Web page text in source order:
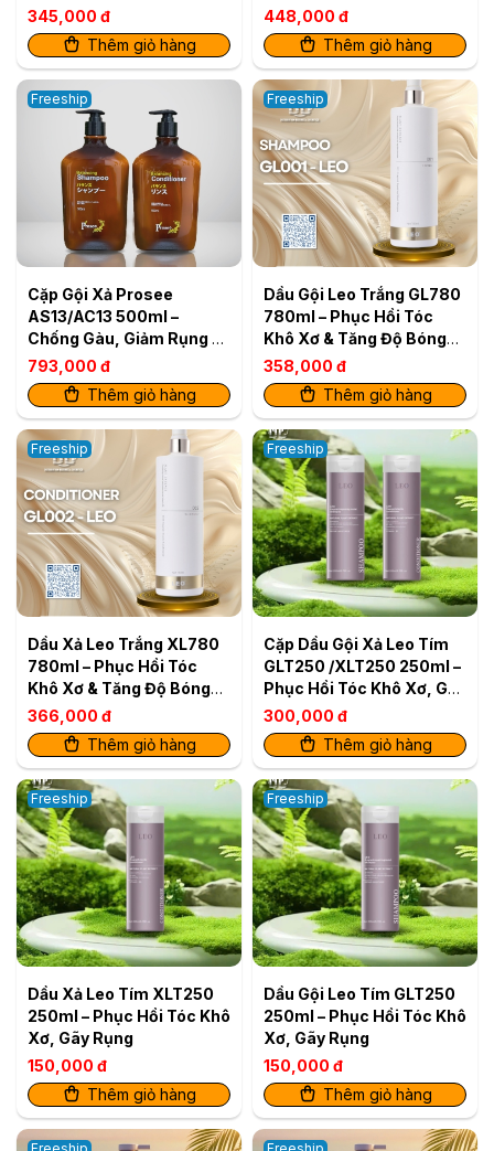
Khỏe
345,000 đ
Thêm giỏ hàng
Khỏe
448,000 đ
Thêm giỏ hàng
Freeship
Cặp Gội Xả Prosee
AS13/AC13 500ml –
Chống Gàu, Giảm Rụng &
Dưỡng Da Đầu Khỏe
793,000 đ
Thêm giỏ hàng
Freeship
Dầu Gội Leo Trắng GL780
780ml – Phục Hồi Tóc
Khô Xơ & Tăng Độ Bóng
Mượt
358,000 đ
Thêm giỏ hàng
Freeship
Dầu Xả Leo Trắng XL780
780ml – Phục Hồi Tóc
Khô Xơ & Tăng Độ Bóng
Mượt
366,000 đ
Thêm giỏ hàng
Freeship
Cặp Dầu Gội Xả Leo Tím
GLT250 /XLT250 250ml –
Phục Hồi Tóc Khô Xơ, Gãy
Rụng (2 sản phẩm)
300,000 đ
Thêm giỏ hàng
Freeship
Dầu Xả Leo Tím XLT250
250ml – Phục Hồi Tóc Khô
Xơ, Gãy Rụng
150,000 đ
Thêm giỏ hàng
Freeship
Dầu Gội Leo Tím GLT250
250ml – Phục Hồi Tóc Khô
Xơ, Gãy Rụng
150,000 đ
Thêm giỏ hàng